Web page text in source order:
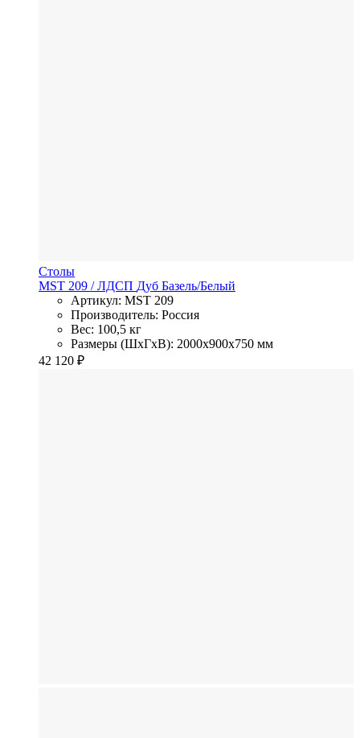
Столы
MST 209 / ЛДСП Дуб Базель/Белый
Артикул: MST 209
Производитель: Россия
Вес: 100,5 кг
Размеры (ШхГхВ): 2000x900x750 мм
42 120 ₽